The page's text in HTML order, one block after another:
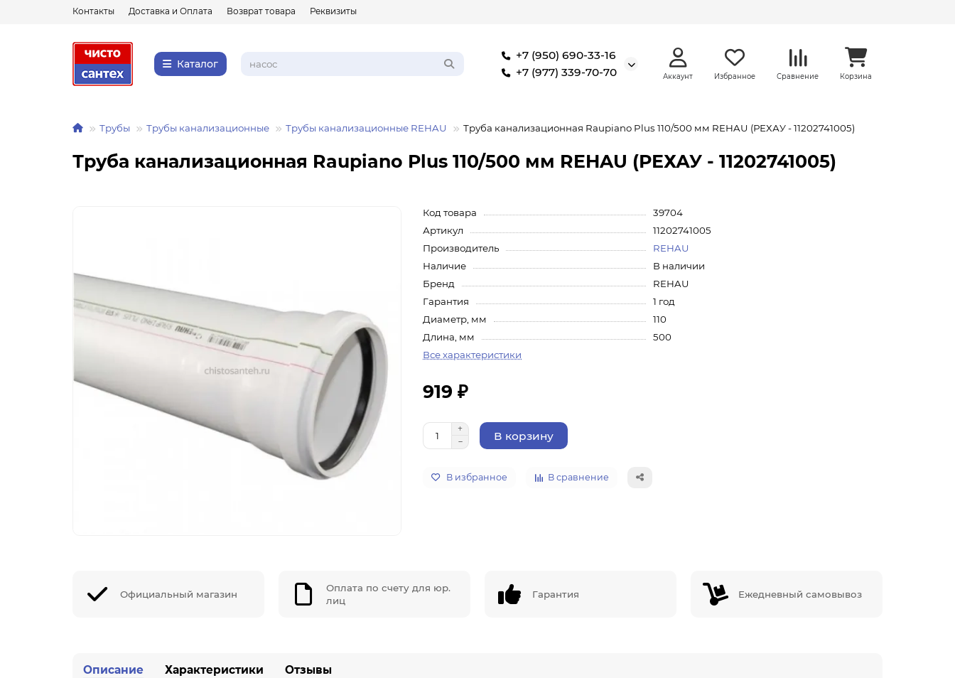
Контакты Доставка и Оплата Возврат товара Реквизиты
Каталог
+7 (950) 690-33-16
+7 (977) 339-70-70
Аккаунт Избранное Сравнение Корзина
Трубы Трубы канализационные Трубы канализационные REHAU Труба канализационная Raupiano Plus 110/500 мм REHAU (РЕХАУ - 11202741005)
Труба канализационная Raupiano Plus 110/500 мм REHAU (РЕХАУ - 11202741005)
Код товара
39704
Артикул
11202741005
Производитель
REHAU
Наличие
В наличии
Бренд
REHAU
Гарантия
1 год
Диаметр, мм
110
Длина, мм
500
Все характеристики
919 ₽
В корзину
В избранное В сравнение
Официальный магазин
Оплата по счету для юр.
лиц
Гарантия Ежедневный самовывоз
Описание Характеристики Отзывы